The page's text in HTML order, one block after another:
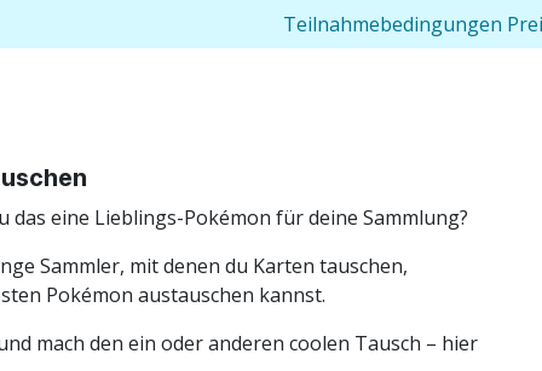
Teilnahmebedingungen
eine Lieblings-Pokémon für deine Sammlung?
Sammler, mit denen du Karten tauschen,
Pokémon austauschen kannst.
mach den ein oder anderen coolen Tausch – hier